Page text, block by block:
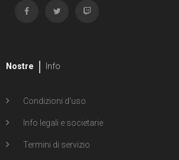
Nostre Info
Condizioni d'uso
Info legali e societarie
Termini di servizio